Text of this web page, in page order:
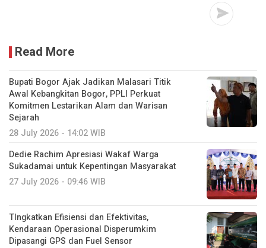
Read More
Bupati Bogor Ajak Jadikan Malasari Titik
Awal Kebangkitan Bogor, PPLI Perkuat
Komitmen Lestarikan Alam dan Warisan
Sejarah
28 July 2026 - 14:02 WIB
Dedie Rachim Apresiasi Wakaf Warga
Sukadamai untuk Kepentingan Masyarakat
27 July 2026 - 09:46 WIB
TIngkatkan Efisiensi dan Efektivitas,
Kendaraan Operasional Disperumkim
Dipasangi GPS dan Fuel Sensor